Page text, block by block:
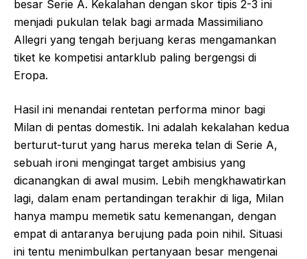
besar Serie A. Kekalahan dengan skor tipis 2-3 ini
menjadi pukulan telak bagi armada Massimiliano
Allegri yang tengah berjuang keras mengamankan
tiket ke kompetisi antarklub paling bergengsi di
Eropa.
Hasil ini menandai rentetan performa minor bagi
Milan di pentas domestik. Ini adalah kekalahan kedua
berturut-turut yang harus mereka telan di Serie A,
sebuah ironi mengingat target ambisius yang
dicanangkan di awal musim. Lebih mengkhawatirkan
lagi, dalam enam pertandingan terakhir di liga, Milan
hanya mampu memetik satu kemenangan, dengan
empat di antaranya berujung pada poin nihil. Situasi
ini tentu menimbulkan pertanyaan besar mengenai